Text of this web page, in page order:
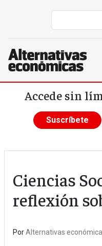
Pasar al contenido principal
Accede sin
Suscríbete
Ciencias
reflexión
PorAlternativas